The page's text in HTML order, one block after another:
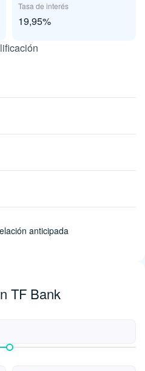
Tasa de interés
19,95%
anticipada
TF Bank